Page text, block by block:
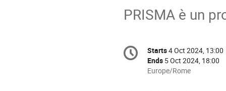
PRISMA è un
Conference
information
Date/Time
Starts4 Oct 2024, 13:00
Ends 5 Oct 2024, 18:00
All
Europe/Rome